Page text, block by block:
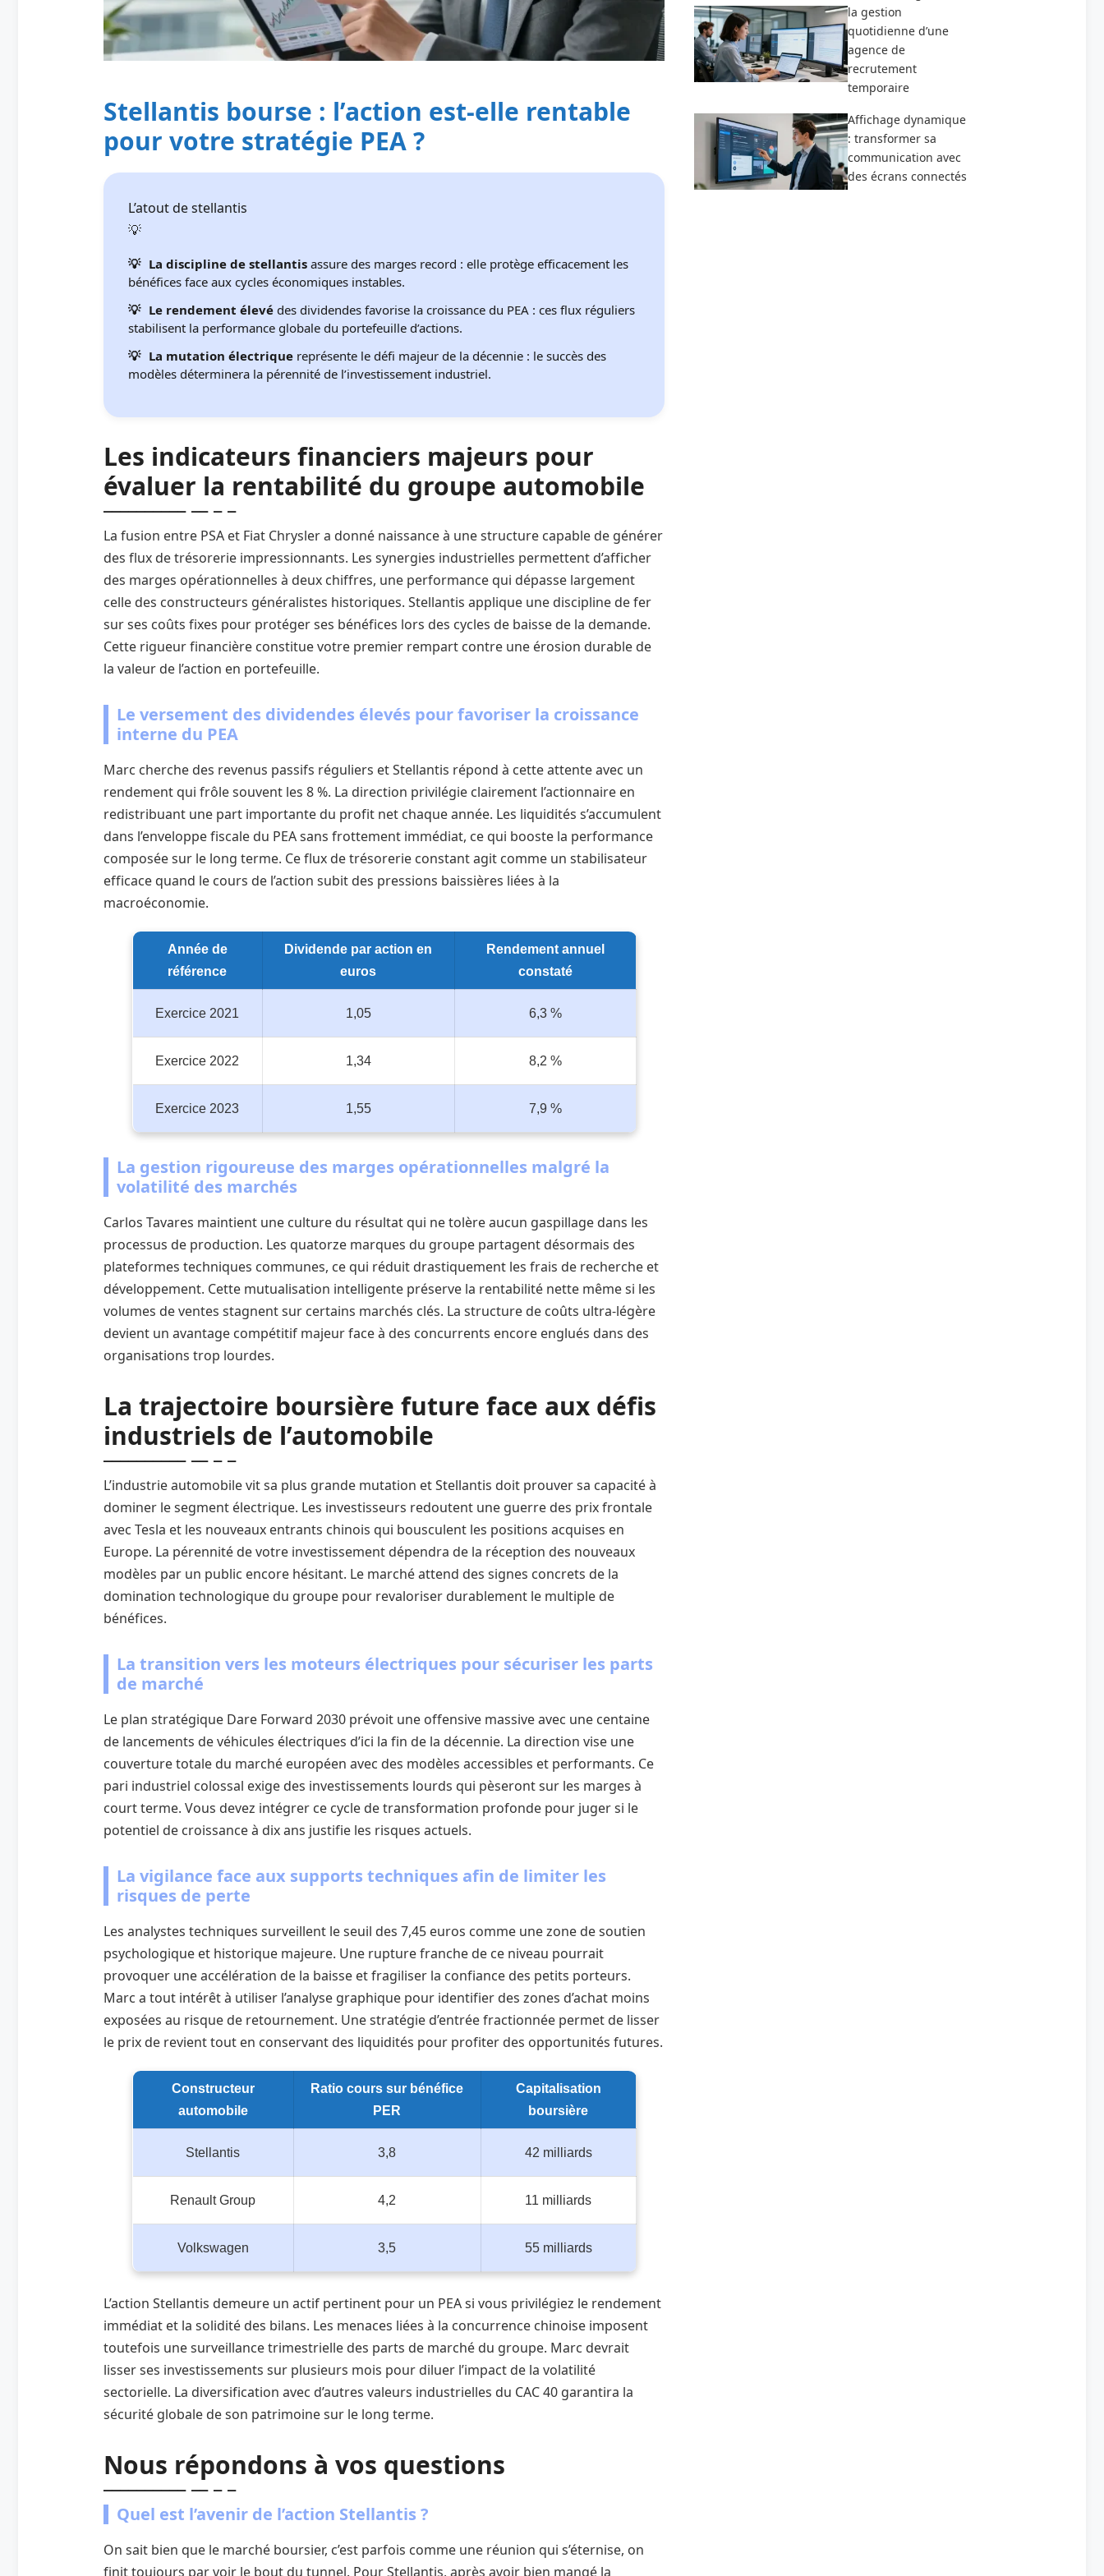
Stellantis bourse : l’action est-elle rentable
pour votre stratégie PEA ?
L’atout de stellantis
La discipline de stellantis assure des marges record : elle protège efficacement les
bénéfices face aux cycles économiques instables.
Le rendement élevé des dividendes favorise la croissance du PEA : ces flux réguliers
stabilisent la performance globale du portefeuille d’actions.
La mutation électrique représente le défi majeur de la décennie : le succès des
modèles déterminera la pérennité de l’investissement industriel.
Les indicateurs financiers majeurs pour
évaluer la rentabilité du groupe automobile
La fusion entre PSA et Fiat Chrysler a donné naissance à une structure capable de générer
des flux de trésorerie impressionnants. Les synergies industrielles permettent d’afficher
des marges opérationnelles à deux chiffres, une performance qui dépasse largement
celle des constructeurs généralistes historiques. Stellantis applique une discipline de fer
sur ses coûts fixes pour protéger ses bénéfices lors des cycles de baisse de la demande.
Cette rigueur financière constitue votre premier rempart contre une érosion durable de
la valeur de l’action en portefeuille.
Le versement des dividendes élevés pour favoriser la croissance
interne du PEA
Marc cherche des revenus passifs réguliers et Stellantis répond à cette attente avec un
rendement qui frôle souvent les 8 %. La direction privilégie clairement l’actionnaire en
redistribuant une part importante du profit net chaque année. Les liquidités s’accumulent
dans l’enveloppe fiscale du PEA sans frottement immédiat, ce qui booste la performance
composée sur le long terme. Ce flux de trésorerie constant agit comme un stabilisateur
efficace quand le cours de l’action subit des pressions baissières liées à la
macroéconomie.
Année de
référence
Dividende par action en
euros
Rendement annuel
constaté
Exercice 2021 1,05 6,3 %
Exercice 2022 1,34 8,2 %
Exercice 2023 1,55 7,9 %
La gestion rigoureuse des marges opérationnelles malgré la
volatilité des marchés
Carlos Tavares maintient une culture du résultat qui ne tolère aucun gaspillage dans les
processus de production. Les quatorze marques du groupe partagent désormais des
plateformes techniques communes, ce qui réduit drastiquement les frais de recherche et
développement. Cette mutualisation intelligente préserve la rentabilité nette même si les
volumes de ventes stagnent sur certains marchés clés. La structure de coûts ultra-légère
devient un avantage compétitif majeur face à des concurrents encore englués dans des
organisations trop lourdes.
La trajectoire boursière future face aux défis
industriels de l’automobile
L’industrie automobile vit sa plus grande mutation et Stellantis doit prouver sa capacité à
dominer le segment électrique. Les investisseurs redoutent une guerre des prix frontale
avec Tesla et les nouveaux entrants chinois qui bousculent les positions acquises en
Europe. La pérennité de votre investissement dépendra de la réception des nouveaux
modèles par un public encore hésitant. Le marché attend des signes concrets de la
domination technologique du groupe pour revaloriser durablement le multiple de
bénéfices.
La transition vers les moteurs électriques pour sécuriser les parts
de marché
Le plan stratégique Dare Forward 2030 prévoit une offensive massive avec une centaine
de lancements de véhicules électriques d’ici la fin de la décennie. La direction vise une
couverture totale du marché européen avec des modèles accessibles et performants. Ce
pari industriel colossal exige des investissements lourds qui pèseront sur les marges à
court terme. Vous devez intégrer ce cycle de transformation profonde pour juger si le
potentiel de croissance à dix ans justifie les risques actuels.
La vigilance face aux supports techniques afin de limiter les
risques de perte
Les analystes techniques surveillent le seuil des 7,45 euros comme une zone de soutien
psychologique et historique majeure. Une rupture franche de ce niveau pourrait
provoquer une accélération de la baisse et fragiliser la confiance des petits porteurs.
Marc a tout intérêt à utiliser l’analyse graphique pour identifier des zones d’achat moins
exposées au risque de retournement. Une stratégie d’entrée fractionnée permet de lisser
le prix de revient tout en conservant des liquidités pour profiter des opportunités futures.
Constructeur
automobile
Ratio cours sur bénéfice
PER
Capitalisation
boursière
Stellantis 3,8 42 milliards
Renault Group 4,2 11 milliards
Volkswagen 3,5 55 milliards
L’action Stellantis demeure un actif pertinent pour un PEA si vous privilégiez le rendement
immédiat et la solidité des bilans. Les menaces liées à la concurrence chinoise imposent
toutefois une surveillance trimestrielle des parts de marché du groupe. Marc devrait
lisser ses investissements sur plusieurs mois pour diluer l’impact de la volatilité
sectorielle. La diversification avec d’autres valeurs industrielles du CAC 40 garantira la
sécurité globale de son patrimoine sur le long terme.
Nous répondons à vos questions
Quel est l’avenir de l’action Stellantis ?
On sait bien que le marché boursier, c’est parfois comme une réunion qui s’éternise, on
finit toujours par voir le bout du tunnel. Pour Stellantis, après avoir bien mangé la
la gestion
quotidienne d’une
agence de
recrutement
temporaire
Affichage dynamique
: transformer sa
communication avec
des écrans connectés